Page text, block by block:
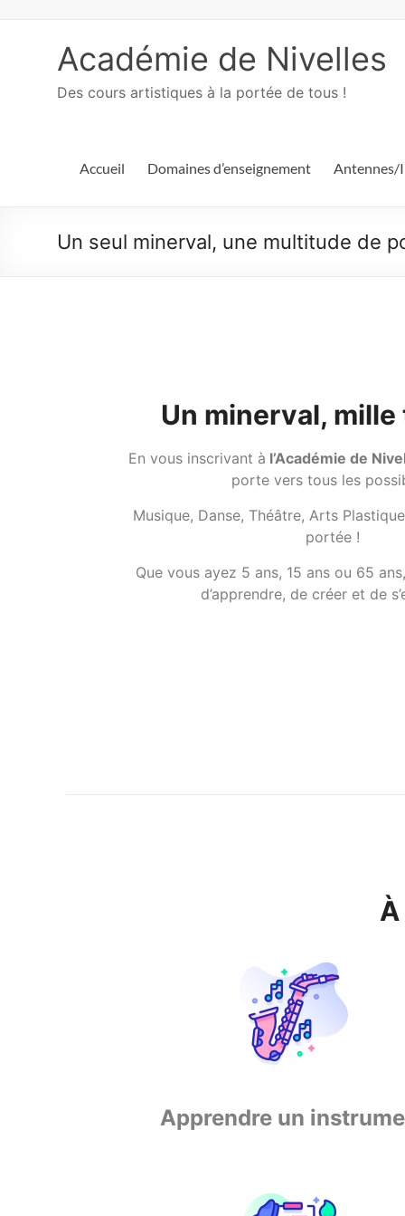
Académie de Nivelles
Des cours artistiques à la portée de tous !
Accueil Domaines d’enseignement Antennes/
Un seul minerval, une multitude de
Un minerval,
En vous inscrivant à l’Académie de
porte vers tous les
Musique, Danse, Théâtre, Arts
portée !
Que vous ayez 5 ans, 15 ans ou 65
d’apprendre, de créer et de
Apprendre un